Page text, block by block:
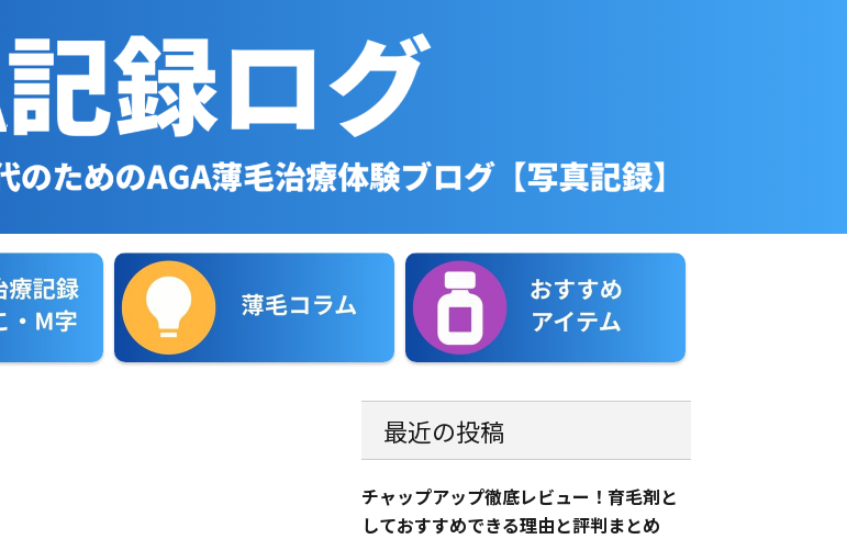
最近の投稿
チャップアップ徹底レビュー！育毛剤と
しておすすめできる理由と評判まとめ